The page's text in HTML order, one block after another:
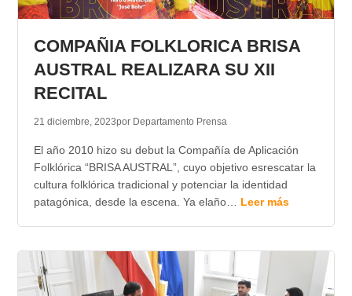
COMPAÑIA FOLKLORICA BRISA
AUSTRAL REALIZARA SU XII
RECITAL
21 diciembre, 2023por Departamento Prensa
El año 2010 hizo su debut la Compañía de Aplicación
Folklórica “BRISA AUSTRAL”, cuyo objetivo esrescatar la
cultura folklórica tradicional y potenciar la identidad
patagónica, desde la escena. Ya elaño… Leer más